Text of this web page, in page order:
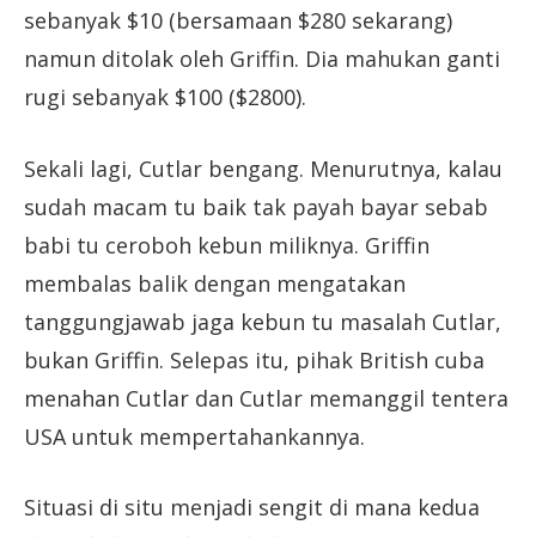
sebanyak $10 (bersamaan $280 sekarang)
namun ditolak oleh Griffin. Dia mahukan ganti
rugi sebanyak $100 ($2800).
Sekali lagi, Cutlar bengang. Menurutnya, kalau
sudah macam tu baik tak payah bayar sebab
babi tu ceroboh kebun miliknya. Griffin
membalas balik dengan mengatakan
tanggungjawab jaga kebun tu masalah Cutlar,
bukan Griffin. Selepas itu, pihak British cuba
menahan Cutlar dan Cutlar memanggil tentera
USA untuk mempertahankannya.
Situasi di situ menjadi sengit di mana kedua